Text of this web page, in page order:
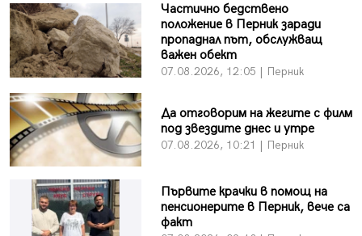
Частично бедствено
положение в Перник заради
пропаднал път, обслужващ
важен обект
07.08.2026, 12:05 | Перник
Да отговорим на жегите с филм
под звездите днес и утре
07.08.2026, 10:21 | Перник
Първите крачки в помощ на
пенсионерите в Перник, вече са
факт